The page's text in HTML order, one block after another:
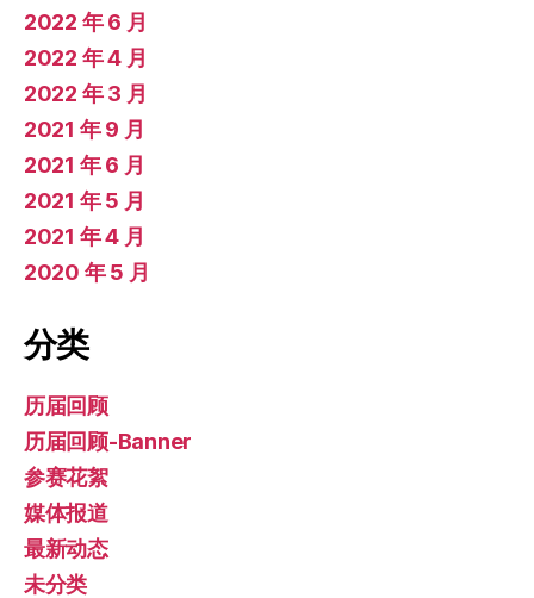
2022 年 6 月
2022 年 4 月
2022 年 3 月
2021 年 9 月
2021 年 6 月
2021 年 5 月
2021 年 4 月
2020 年 5 月
分类
历届回顾
历届回顾-Banner
参赛花絮
媒体报道
最新动态
未分类